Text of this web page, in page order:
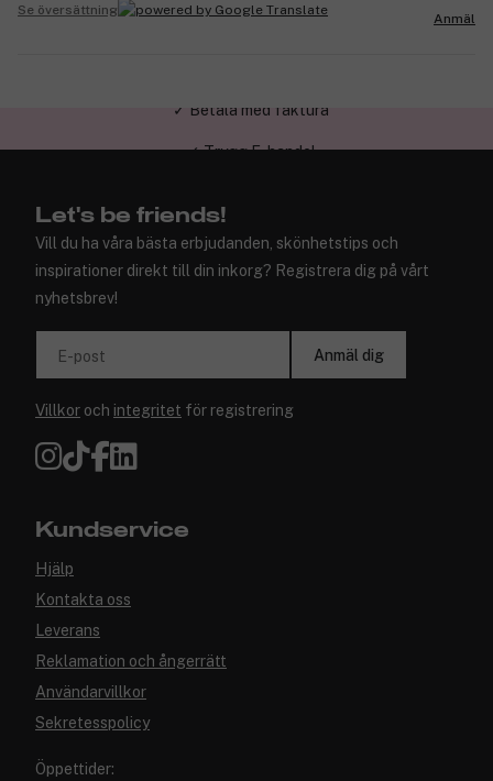
Se översättning
Anmäl
Let's be friends!
Vill du ha våra bästa erbjudanden, skönhetstips och
inspirationer direkt till din inkorg? Registrera dig på vårt
nyhetsbrev!
E-post Anmäl dig
Villkor och integritet för registrering
Kundservice
Hjälp
Kontakta oss
Leverans
Reklamation och ångerrätt
Användarvillkor
Sekretesspolicy
Öppettider: